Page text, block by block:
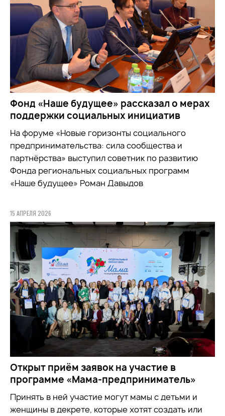
Фонд «Наше будущее» рассказал о мерах
поддержки социальных инициатив
На форуме «Новые горизонты социального
предпринимательства: сила сообщества и
партнёрства» выступил советник по развитию
Фонда региональных социальных программ
«Наше будущее» Роман Давыдов
15 АПРЕЛЯ 2026
Открыт приём заявок на участие в
программе «Мама-предприниматель»
Принять в ней участие могут мамы с детьми и
женщины в декрете, которые хотят создать или